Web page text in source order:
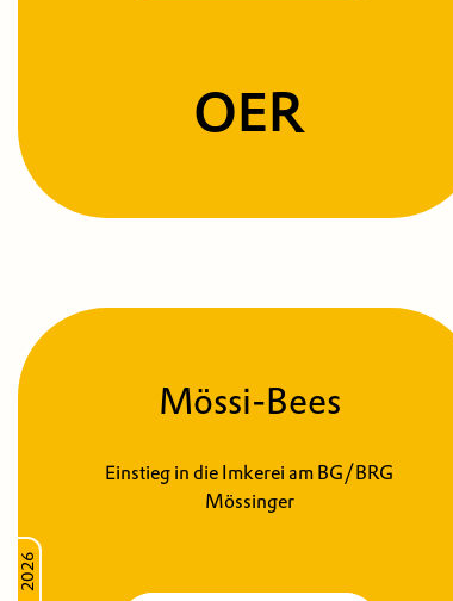
OER
2026
Mössi-Bees
Einstieg in die Imkerei am BG/BRG
Mössinger